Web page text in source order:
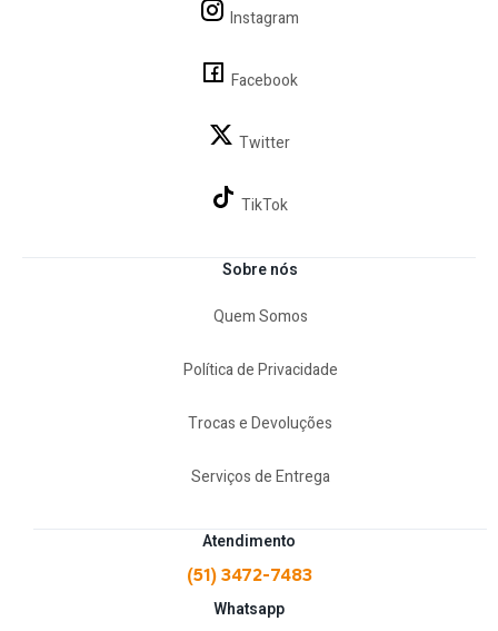
Atendimento
(51) 3472-7483
Whatsapp
Sobre nós
Quem Somos
Política de Privacidade
Trocas e Devoluções
Serviços de Entrega
Instagram
Facebook
Twitter
TikTok